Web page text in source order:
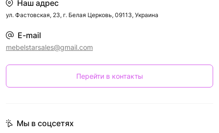
Наш адрес
ул. Фастовская, 23, г. Белая Церковь, 09113, Украина
E-mail
mebelstarsales@gmail.com
Перейти в контакты
Мы в соцсетях